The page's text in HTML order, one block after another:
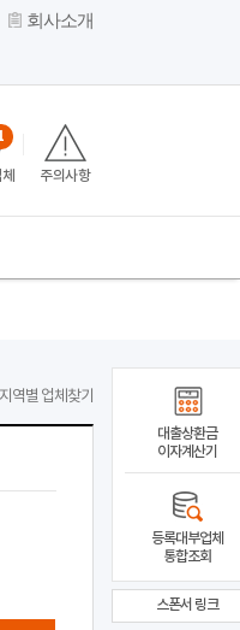
회사소개
주의사항
지역별 업체찾기
대출상환금
이자계산기
등록대부업체
통합조회
스폰서 링크